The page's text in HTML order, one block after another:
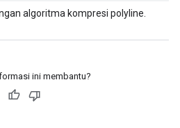
algoritma kompresi polyline.
ini membantu?